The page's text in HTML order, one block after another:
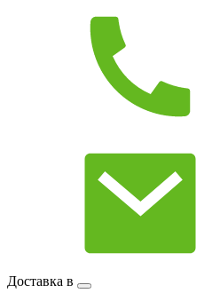
Доставка в